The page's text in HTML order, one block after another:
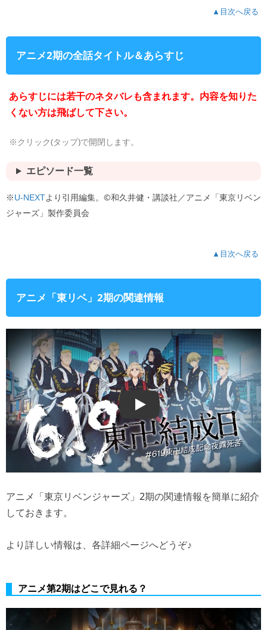
▲目次へ戻る
アニメ2期の全話タイトル＆あらすじ
あらすじには若干のネタバレも含まれます。内容を知りた
くない方は飛ばして下さい。
※クリック(タップ)で開閉します。
エピソード一覧
※U-NEXTより引用編集。©和久井健・講談社／アニメ「東京リベン
ジャーズ」製作委員会
▲目次へ戻る
アニメ「東リベ」2期の関連情報
Play
アニメ「東京リベンジャーズ」2期の関連情報を簡単に紹介
しておきます。
より詳しい情報は、各詳細ページへどうぞ♪
アニメ第2期はどこで見れる？